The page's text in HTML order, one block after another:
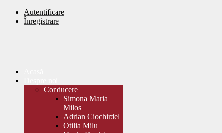
Autentificare
Înregistrare
Conducere
Simona Maria
Milos
Adrian Ciochirdel
Otilia Milu